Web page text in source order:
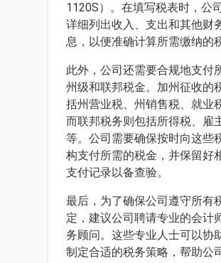
1120S）。在填写税表时，公
详细列出收入、支出和其他财
息，以便准确计算所需缴纳的
此外，公司还需要合规地支付
州级和联邦税金。加州征收的
括州营业税、州销售税、就业
而联邦税务则包括所得税、雇
等。公司需要确保按时向这些
构支付所需的税金，并保留好
支付记录以备查验。
最后，为了确保公司遵守所有
定，建议公司聘请专业的会计
务顾问。这些专业人士可以协
制定合适的税务策略，帮助公